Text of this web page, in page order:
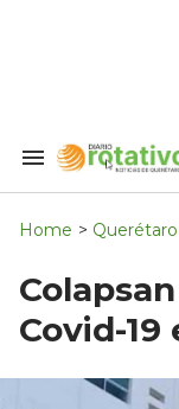
Search
Navigation
Home > Querétaro
Covid-19